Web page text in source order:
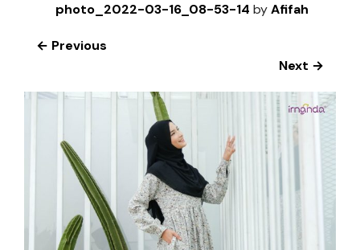
photo_2022-03-16_08-53-14 byAfifah
← Previous
Next →